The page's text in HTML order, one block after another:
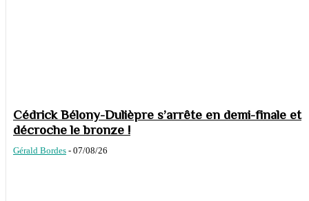
Cédrick Bélony-Dulièpre s’arrête en demi-finale et
décroche le bronze !
Gérald Bordes - 07/08/26